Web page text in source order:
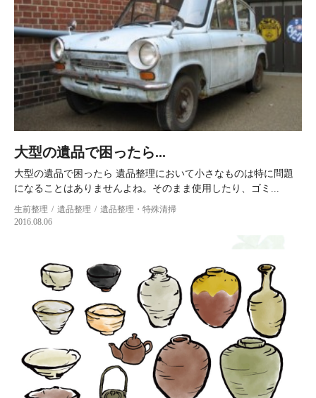
大型の遺品で困ったら...
大型の遺品で困ったら 遺品整理において小さなものは特に問題
になることはありませんよね。そのまま使用したり、ゴミ...
生前整理 遺品整理
遺品整理・特殊清掃
2016.08.06